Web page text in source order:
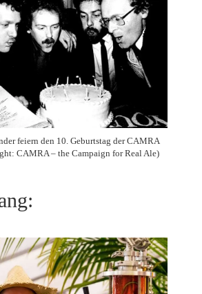
feiern den 10. Geburtstag der CAMRA
CAMRA – the Campaign for Real Ale)